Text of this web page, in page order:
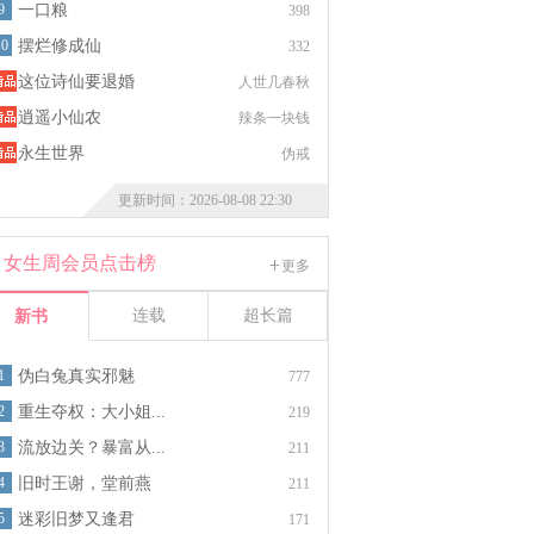
398
一口粮
332
摆烂修成仙
人世几春秋
这位诗仙要退婚
辣条一块钱
逍遥小仙农
伪戒
永生世界
更新时间：2026-08-08 22:30
更多
女生周会员点击榜
新书 连载 超长篇
777
1 伪白兔真实邪魅
219
重生夺权：大小姐...
211
流放边关？暴富从...
211
旧时王谢，堂前燕
171
迷彩旧梦又逢君